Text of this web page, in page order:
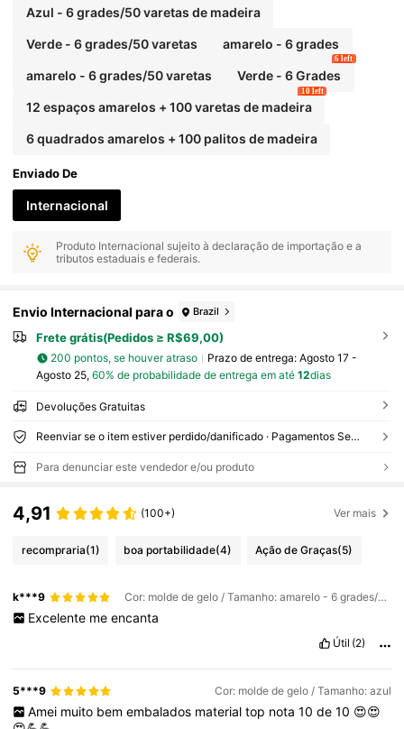
Azul - 6 grades/50 varetas de madeira
Verde - 6 grades/50 varetas amarelo - 6 grades
amarelo - 6 grades/50 varetas Verde - 6 Grades
6 left
12 espaços amarelos + 100 varetas de madeira
10 left
6 quadrados amarelos + 100 palitos de madeira
Enviado De
Internacional
Produto Internacional sujeito à declaração de importação e a
tributos estaduais e federais.
Envio Internacional para o Brazil
Frete grátis(Pedidos ≥ R$69,00)
200 pontos, se houver atraso Prazo de entrega: Agosto 17 -
Agosto 25, 60% de probabilidade de entrega em até 12dias
Devoluções Gratuitas
Reenviar se o item estiver perdido/danificado · Pagamentos Seguros · Proteção de privacidade
Para denunciar este vendedor e/ou produto
4,91 (100+) Ver mais
recompraria(1) boa portabilidade(4) Ação de Graças(5)
k***9 Cor: molde de gelo / Tamanho: amarelo - 6 grades/50 varetas
Excelente me encanta
Útil (2)
5***9 Cor: molde de gelo / Tamanho: azul
Amei muito bem embalados material top nota 10 de 10 😍😍